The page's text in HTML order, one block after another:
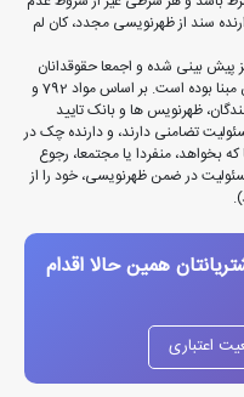
سند از ظهرنویسی مجدد، کان لم
پیش بینی شده و اجمعا حقوقدانان
تدوین کننده این لایجه در این خصوص بر این مبنا بوده است. بر اساس مواد 792 و
کنندگان، ظهرنویس ها و بانک تایید
تضامنی دارند، و دارنده چک در
بخواهد، منفردا یا مجتمعا، رجوع
در ضمن ظهرنویسی، خود را از
همین حالا اقدام
اعتباری